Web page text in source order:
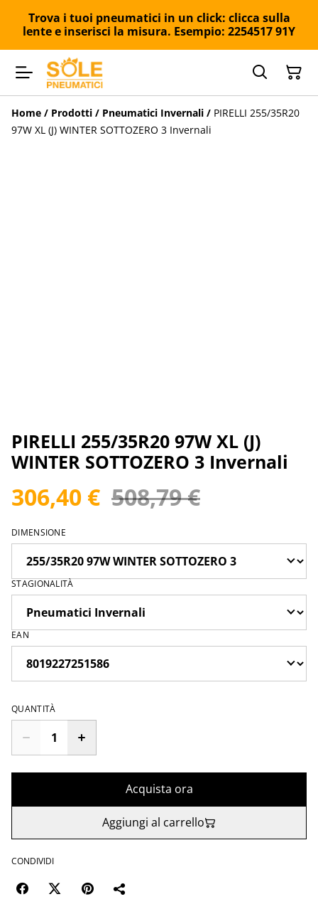
Trova i tuoi pneumatici in un click: clicca sulla
lente e inserisci la misura. Esempio: 2254517 91Y
Home / Prodotti / Pneumatici Invernali / PIRELLI 255/35R20
97W XL (J) WINTER SOTTOZERO 3 Invernali
PIRELLI 255/35R20 97W XL (J)
WINTER SOTTOZERO 3 Invernali
306,40 € 508,79 €
DIMENSIONE
STAGIONALITÀ
EAN
QUANTITÀ
Acquista ora
Aggiungi al carrello
CONDIVIDI